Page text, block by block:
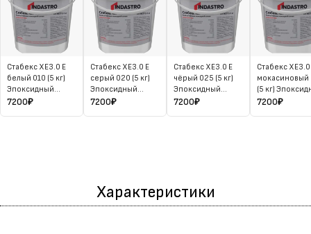
Стабекс XE3.0 E
белый 010 (5 кг)
Эпоксидный
клей-затирка
7200₽
Стабекс XE3.0 E
серый 020 (5 кг)
Эпоксидный
клей-затирка
7200₽
Стабекс XE3.0 E
чёрый 025 (5 кг)
Эпоксидный
клей-затирка
7200₽
Стабекс XE3.0
мокасиновый
(5 кг)
клей-затирка
7200₽
Характеристики